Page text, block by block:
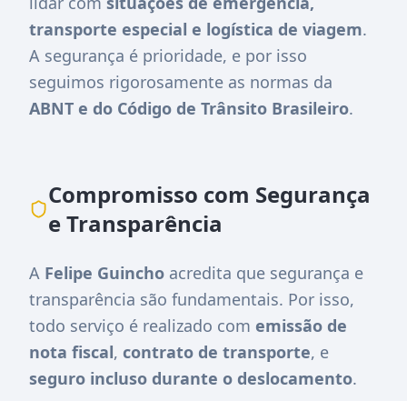
transporte especial e logística de viagem.
A segurança é prioridade, e por isso
seguimos rigorosamente as normas da
ABNT e do Código de Trânsito Brasileiro.
Compromisso com Segurança
e Transparência
A Felipe Guincho acredita que segurança e
transparência são fundamentais. Por isso,
todo serviço é realizado com emissão de
nota fiscal, contrato de transporte, e
seguro incluso durante o deslocamento.